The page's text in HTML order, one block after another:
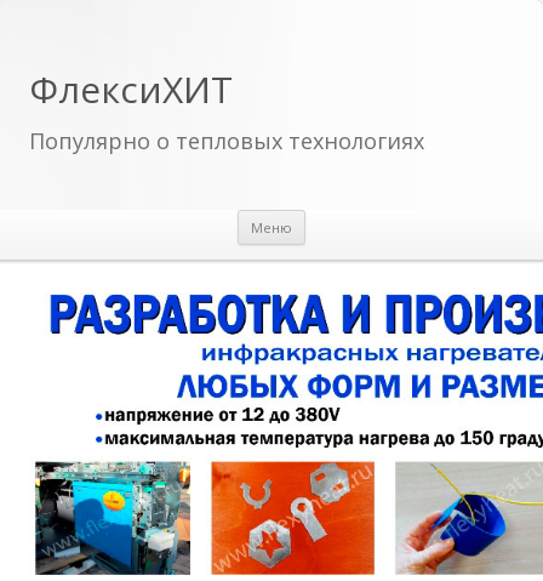
ФлексиХИТ
Популярно о тепловых технологиях
Меню